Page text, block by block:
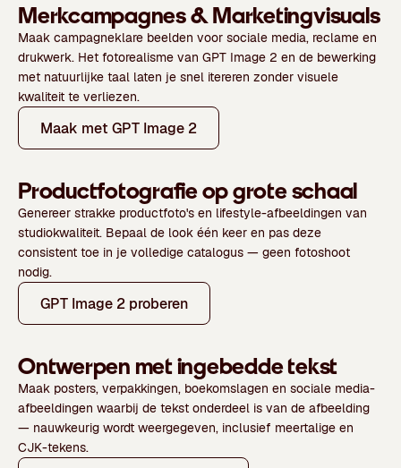
Merkcampagnes & Marketingvisuals
Maak campagneklare beelden voor sociale media, reclame en
drukwerk. Het fotorealisme van GPT Image 2 en de bewerking
met natuurlijke taal laten je snel itereren zonder visuele
kwaliteit te verliezen.
Maak met GPT Image 2
Productfotografie op grote schaal
Genereer strakke productfoto's en lifestyle-afbeeldingen van
studiokwaliteit. Bepaal de look één keer en pas deze
consistent toe in je volledige catalogus — geen fotoshoot
nodig.
GPT Image 2 proberen
Ontwerpen met ingebedde tekst
Maak posters, verpakkingen, boekomslagen en sociale media-
afbeeldingen waarbij de tekst onderdeel is van de afbeelding
— nauwkeurig wordt weergegeven, inclusief meertalige en
CJK-tekens.